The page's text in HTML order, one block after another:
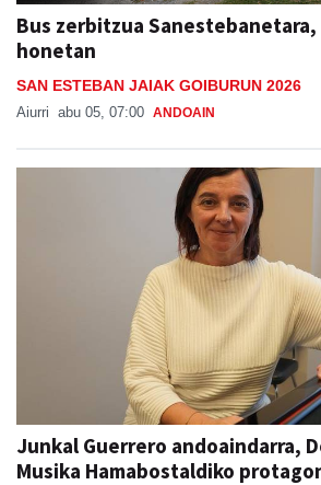
Bus zerbitzua
honetan
SAN ESTEBAN JAIAK GOIBURUN 2026
Aiurri abu 05, 07:00 ANDOAIN
Junkal Guerrero andoaindarra,
Musika Hamabostaldiko